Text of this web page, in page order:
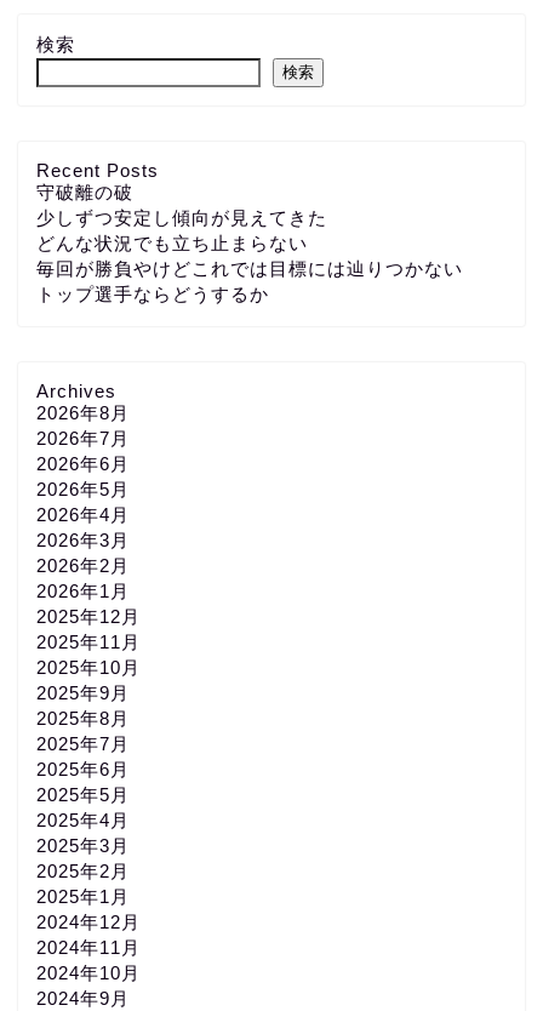
検索
検索
Recent Posts
守破離の破
少しずつ安定し傾向が見えてきた
どんな状況でも立ち止まらない
毎回が勝負やけどこれでは目標には辿りつかない
トップ選手ならどうするか
Archives
2026年8月
2026年7月
2026年6月
2026年5月
2026年4月
2026年3月
2026年2月
2026年1月
2025年12月
2025年11月
2025年10月
2025年9月
2025年8月
2025年7月
2025年6月
2025年5月
2025年4月
2025年3月
2025年2月
2025年1月
2024年12月
2024年11月
2024年10月
2024年9月